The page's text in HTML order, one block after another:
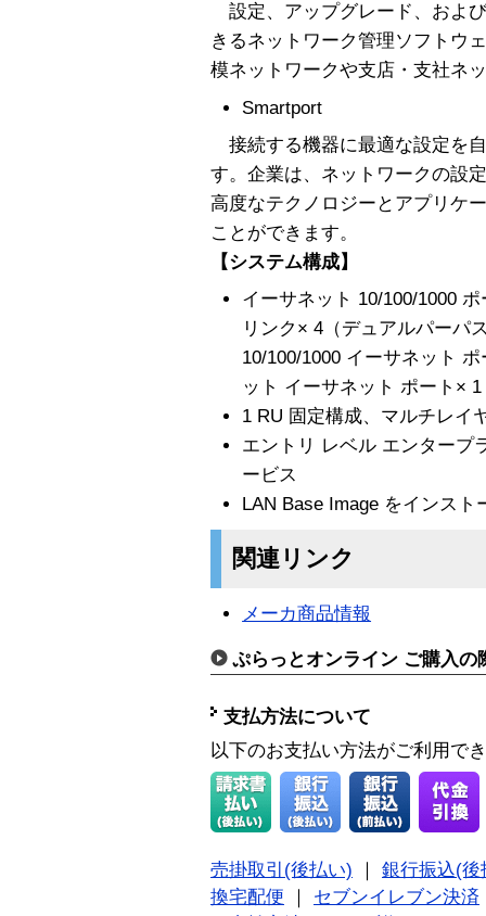
設定、アップグレード、およ
きるネットワーク管理ソフトウ
模ネットワークや支店・支社ネ
Smartport
接続する機器に最適な設定を
す。企業は、ネットワークの設
高度なテクノロジーとアプリケ
ことができます。
【システム構成】
イーサネット 10/100/1000
リンク× 4（デュアルパーパ
10/100/1000 イーサネット
ット イーサネット ポート×
1 RU 固定構成、マルチレイ
エントリ レベル エンタープ
ービス
LAN Base Image をインスト
関連リンク
メーカ商品情報
ぷらっとオンライン ご購入の
支払方法について
以下のお支払い方法がご利用で
売掛取引(後払い) ｜ 銀行振込(後
換宅配便 ｜ セブンイレブン決済